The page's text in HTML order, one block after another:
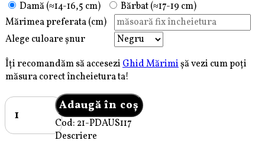
Damă (≈14-16,5 cm)
Bărbat (≈17-19 cm)
Mărimea preferata (cm)
Alege culoare șnur
Îți recomandăm să acceseziGhid Mărimișă vezi cum poți
măsura corect încheietura ta!
Cantitate
Set
brățări
Adaugă în coș
Cod: 21-PDAUS117
Descriere